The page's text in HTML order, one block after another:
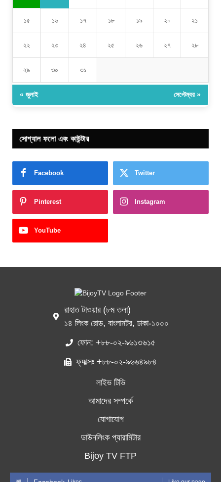
১৫ ১৬ ১৭ ১৮ ১৯ ২০ ২১
২২ ২৩ ২৪ ২৫ ২৬ ২৭ ২৮
২৯ ৩০ ৩১
« জুলাই সেপ্টেম্বর »
সোশ্যাল ফলো এবং কাউন্টার
Facebook Twitter
Pinterest Instagram
YouTube
রাহাত টাওয়ার (৮ম তলা)
১৪ লিংক রোড, বাংলামটর, ঢাকা-১০০০
ফোন: +৮৮-০২-৯৬১৩৬১৫
ফ্যাক্সঃ +৮৮-০২-৯৬৬৪৯৮৪
লাইভ টিভি
আমাদের সম্পর্কে
যোগাযোগ
ডাউনলিংক প্যারামিটার
Bijoy TV FTP